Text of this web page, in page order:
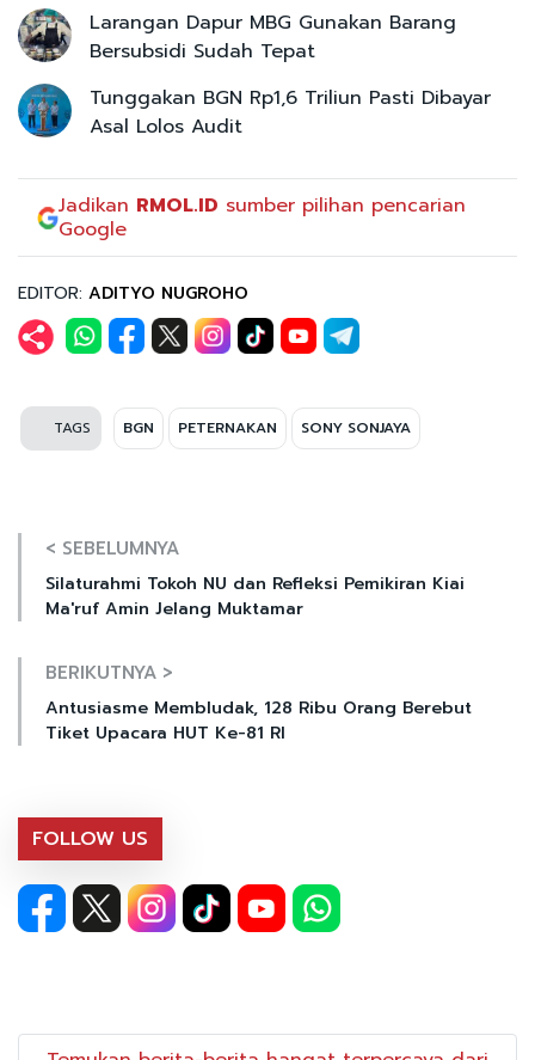
Larangan Dapur MBG Gunakan Barang
Bersubsidi Sudah Tepat
Tunggakan BGN Rp1,6 Triliun Pasti Dibayar
Asal Lolos Audit
Jadikan RMOL.ID sumber pilihan pencarian
Google
EDITOR: ADITYO NUGROHO
TAGS BGN PETERNAKAN SONY SONJAYA
< SEBELUMNYA
Silaturahmi Tokoh NU dan Refleksi Pemikiran Kiai
Ma'ruf Amin Jelang Muktamar
BERIKUTNYA >
Antusiasme Membludak, 128 Ribu Orang Berebut
Tiket Upacara HUT Ke-81 RI
FOLLOW US